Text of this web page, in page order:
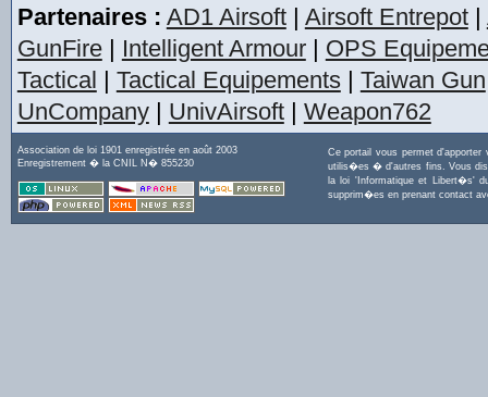
Partenaires : AD1 Airsoft| Airsoft Entrepot|
GunFire| Intelligent Armour| OPS
Tactical | Tactical Equipements| Taiwan Gun
UnCompany| UnivAirsoft| Weapon762
Association de loi 1901 enregistrée en août 2003
Enregistrement � la CNIL N� 855230
Ce portail vous permet
utilis�es � d'autres fins. Vous
la loi 'Informatique et Libert�s'
supprim�es en prenant contact